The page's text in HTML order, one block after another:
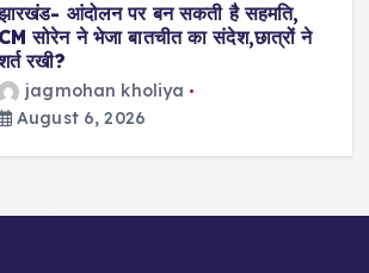
Shooting- अमेरिका के नॉर्थ कैरोलिना में
अंधाधुंध गोलीबारी, कई लोगों की मौत, एक घायल
का इलाज जारी
विजय जोशी August 6, 2026